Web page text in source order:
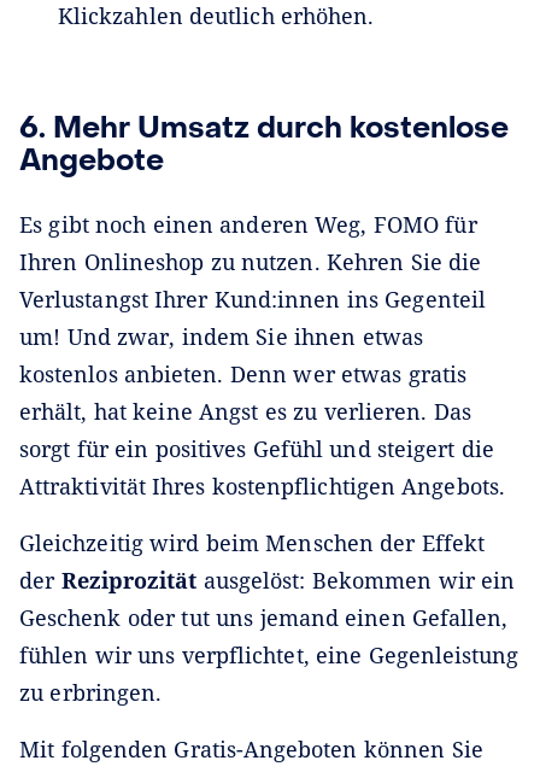
Klickzahlen deutlich erhöhen.
6. Mehr Umsatz durch kostenlose
Angebote
Es gibt noch einen anderen Weg, FOMO für
Ihren Onlineshop zu nutzen. Kehren Sie die
Verlustangst Ihrer Kund:innen ins Gegenteil
um! Und zwar, indem Sie ihnen etwas
kostenlos anbieten. Denn wer etwas gratis
erhält, hat keine Angst es zu verlieren. Das
sorgt für ein positives Gefühl und steigert die
Attraktivität Ihres kostenpflichtigen Angebots.
Gleichzeitig wird beim Menschen der Effekt
der Reziprozität ausgelöst: Bekommen wir ein
Geschenk oder tut uns jemand einen Gefallen,
fühlen wir uns verpflichtet, eine Gegenleistung
zu erbringen.
Mit folgenden Gratis-Angeboten können Sie